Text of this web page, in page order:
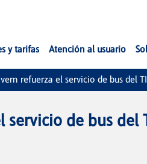
y tarifas Atención al usuario
refuerza el servicio de bus del
servicio de bus